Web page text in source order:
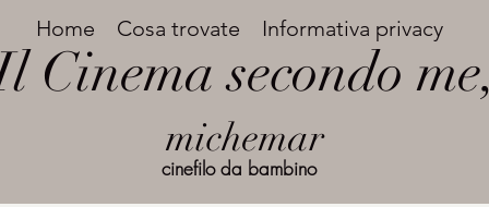
Titolo
grande
Avenir Light una delle font preferite dai
designer. Facile da leggere, viene
utilizzata per titoli e paragrafi.
Cinema secondo
michemar
Home Cosa trovate Informativa privacy
cinefilo da bambino